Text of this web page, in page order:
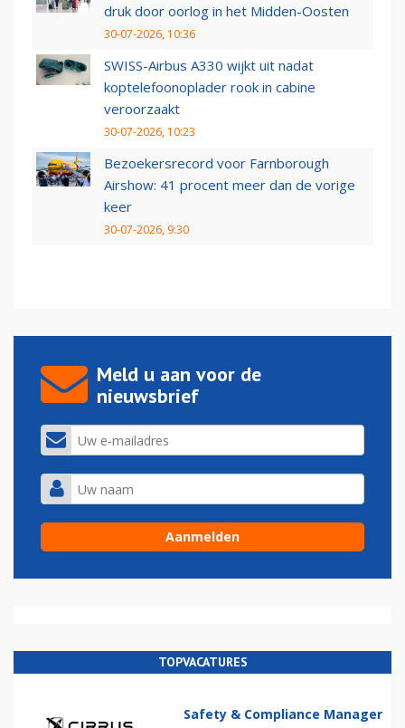
druk door oorlog in het Midden-Oosten
30-07-2026, 10:36
SWISS-Airbus A330 wijkt uit nadat
koptelefoonoplader rook in cabine
veroorzaakt
30-07-2026, 10:23
Bezoekersrecord voor Farnborough
Airshow: 41 procent meer dan de vorige
keer
30-07-2026, 9:30
Meld u aan voor de
nieuwsbrief
TOPVACATURES
Safety & Compliance Manager